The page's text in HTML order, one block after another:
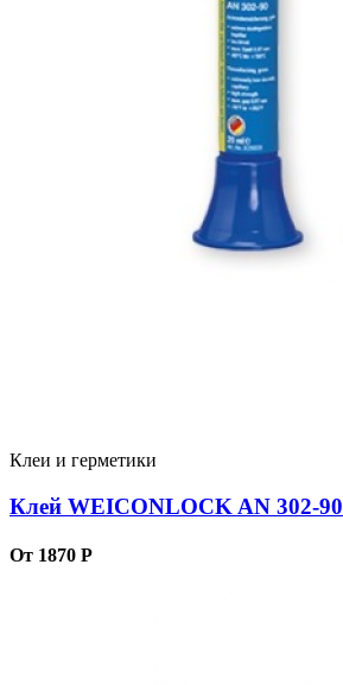
Клеи и герметики
Клей WEICONLOCK AN 302-90
От 1870 Р